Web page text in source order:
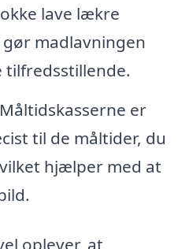
lave lækre
madlavningen
tilfredsstillende.
Måltidskasserne er
til de måltider, du
hjælper med at